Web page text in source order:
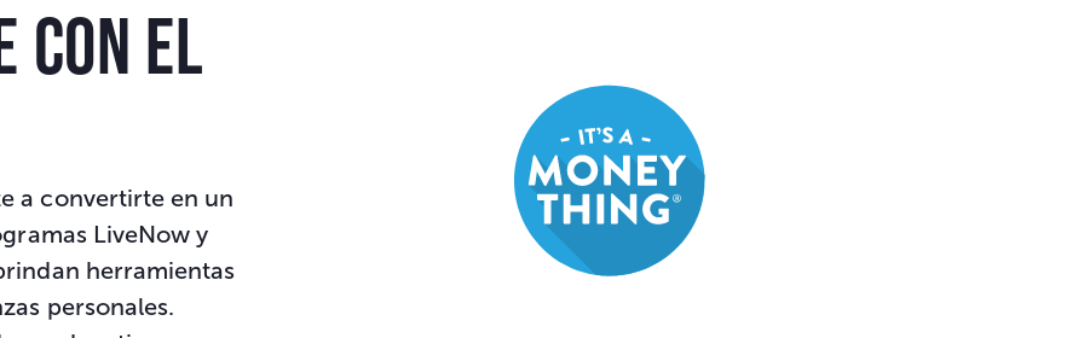
con el
a convertirte en un
LiveNow y
herramientas
personales.